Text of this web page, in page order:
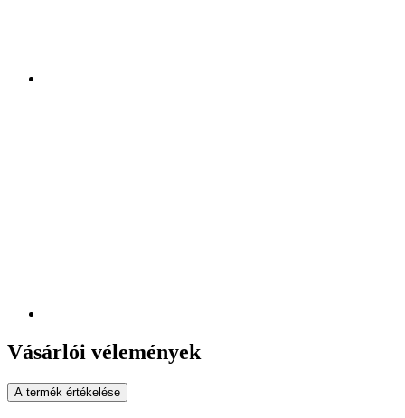
Vásárlói vélemények
A termék értékelése